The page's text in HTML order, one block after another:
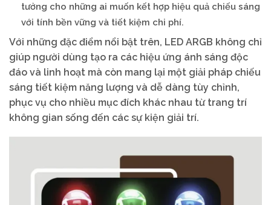
tưởng cho những ai muốn kết hợp hiệu quả chiếu sáng
với tính bền vững và tiết kiệm chi phí.
Với những đặc điểm nổi bật trên, LED ARGB không chỉ
giúp người dùng tạo ra các hiệu ứng ánh sáng độc
đáo và linh hoạt mà còn mang lại một giải pháp chiếu
sáng tiết kiệm năng lượng và dễ dàng tùy chỉnh,
phục vụ cho nhiều mục đích khác nhau từ trang trí
không gian sống đến các sự kiện giải trí.